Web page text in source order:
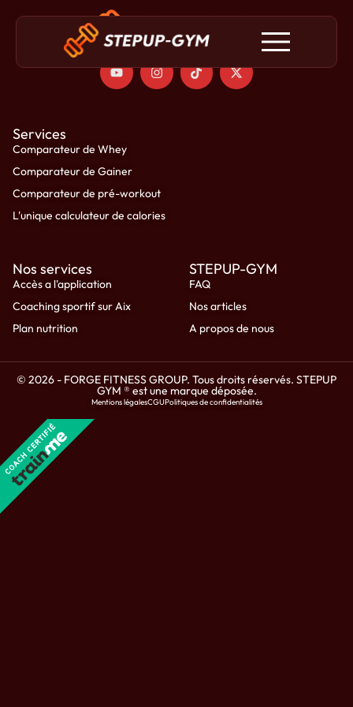
Services
Comparateur de Whey
Comparateur de Gainer
Comparateur de pré-workout
L'unique calculateur de calories
Nos services
Accès a l'application
Coaching sportif sur Aix
Plan nutrition
STEPUP-GYM
FAQ
Nos articles
A propos de nous
© 2026 - FORGE FITNESS GROUP. Tous droits réservés. STEPUP
GYM ® est une marque déposée.
Mentions légalesCGUPolitiques de confidentialités